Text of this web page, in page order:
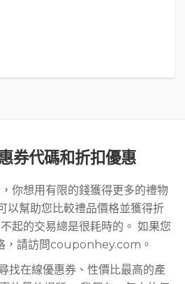
券代碼和折扣優惠
你想用有限的錢獲得更多的禮物
以幫助您比較禮品價格並獲得折
起的交易總是很耗時的。 如果您
，請訪問couponhey.com。
在線優惠券、性價比最高的產